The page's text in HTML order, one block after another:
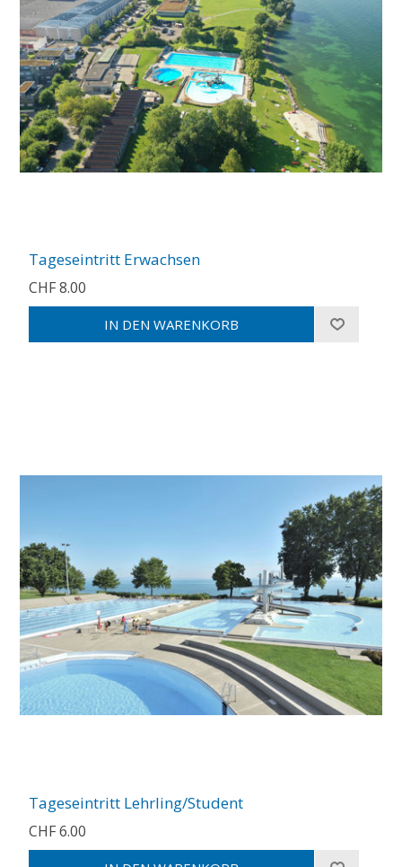
Tageseintritt Erwachsen
CHF 8.00
Tageseintritt Lehrling/Student
CHF 6.00